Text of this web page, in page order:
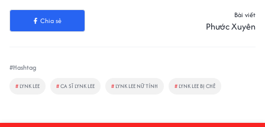
Chia sẻ
Bài viết
Phước Xuyên
#Hashtag
# LYNK LEE #CA SĨ LYNK LEE # LYNK LEE NỮ TÍNH # LYNK LEE BỊ CHÊ